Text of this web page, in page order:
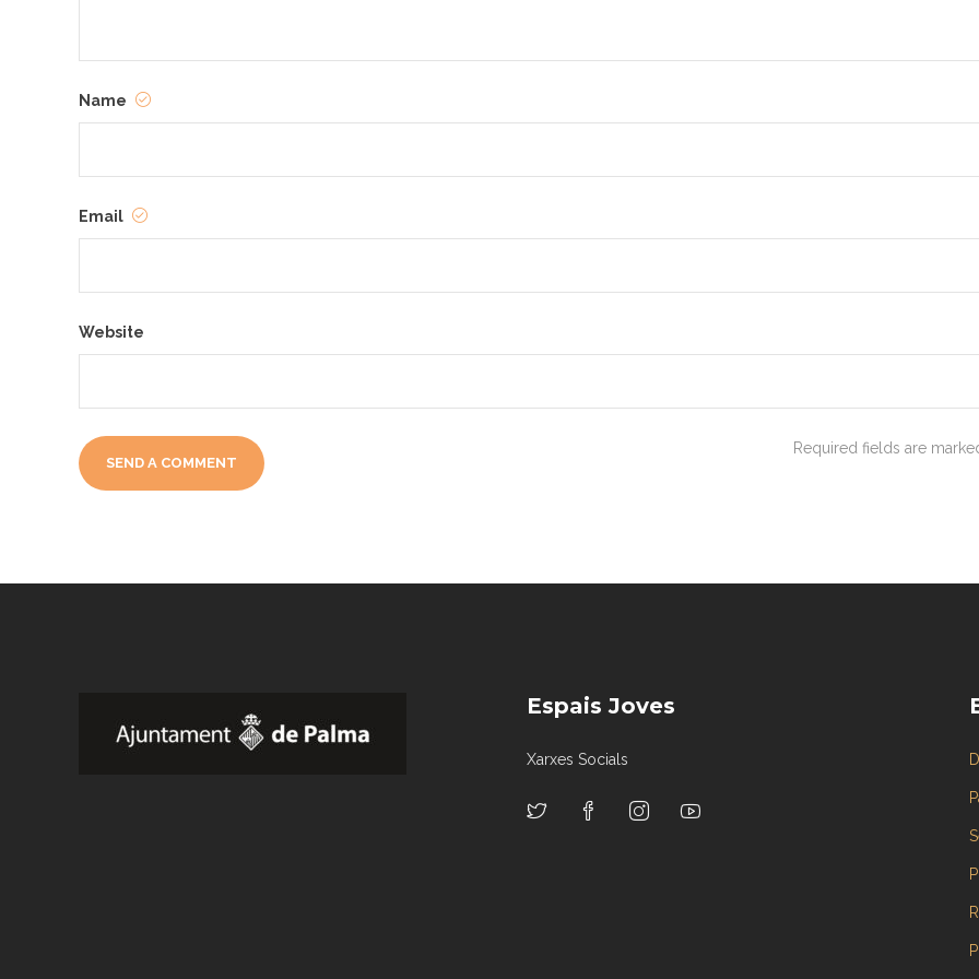
Name
Email
Website
Required fields are
Espais Joves
Xarxes Socials